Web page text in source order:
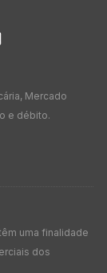
Mercado
e débito.
uma finalidade
dos